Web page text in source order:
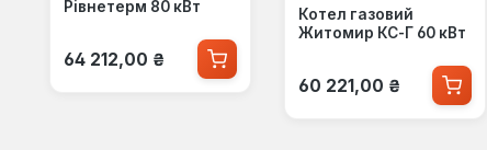
Рівнетерм 80 кВт
Звичайна ціна:
64 212,00 ₴
Котел газовий
Житомир КС-Г 60 кВт
Звичайна ціна:
60 221,00 ₴